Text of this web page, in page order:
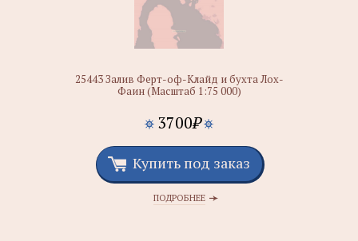
25443 Залив Ферт-оф-Клайд и бухта Лох-
Фаин (Масштаб 1:75 000)
3700₽
Купить под заказ
ПОДРОБНЕЕ